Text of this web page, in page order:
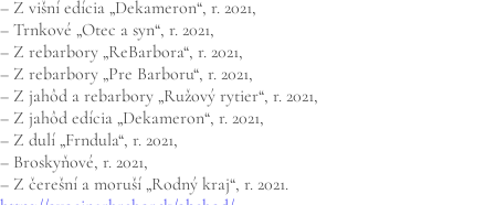
– Z višní edícia „Dekameron“, r. 2021,
– Trnkové „Otec a syn“, r. 2021,
– Z rebarbory „ReBarbora“, r. 2021,
– Z rebarbory „Pre Barboru“, r. 2021,
– Z jahôd a rebarbory „Ružový rytier“, r. 2021,
– Z jahôd edícia „Dekameron“, r. 2021,
– Z dulí „Frndula“, r. 2021,
– Broskyňové, r. 2021,
– Z čerešní a moruší „Rodný kraj“, r. 2021.